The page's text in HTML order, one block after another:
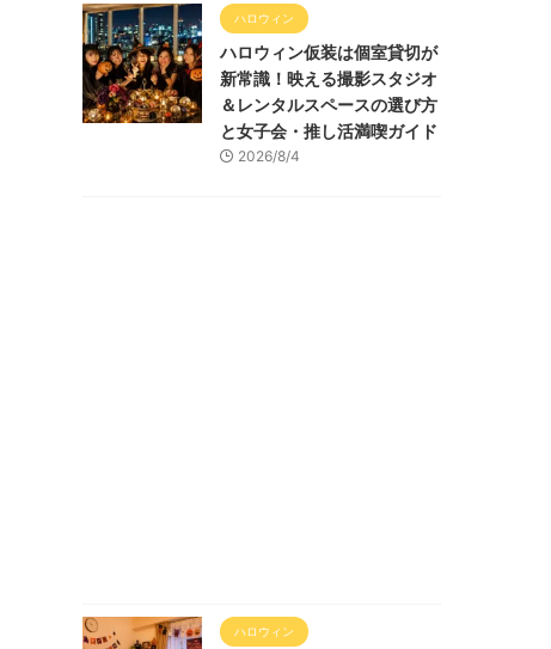
ハロウィン
ハロウィン仮装は個室貸切が
新常識！映える撮影スタジオ
＆レンタルスペースの選び方
と女子会・推し活満喫ガイド
2026/8/4
ハロウィン